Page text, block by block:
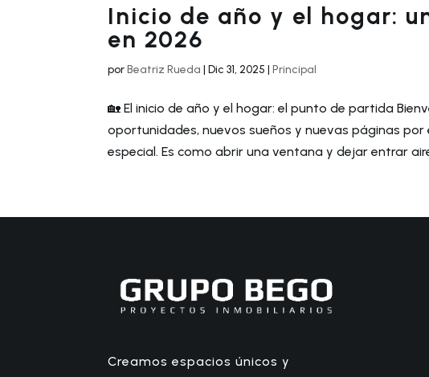
Inicio de año y el hogar:
en 2026
porBeatriz Rueda |Dic 31, 2025 |Principal
🏡 El inicio de año y el hogar: el punto de partida
oportunidades, nuevos sueños y nuevas páginas por
especial. Es como abrir una ventana y dejar entrar
Creamos espacios únicos y